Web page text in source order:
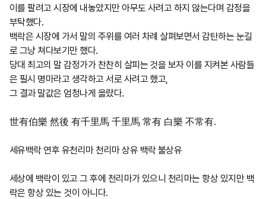
이를 팔려고 시장에 내놓았지만 아무도 사려고 하지 않는다며 감정을
부탁했다.
백락은 시장에 가서 말의 주위를 여러 차례 살펴보면서 감탄하는 눈길
로 그냥 쳐다보기만 했다.
당대 최고의 말 감정가가 찬찬히 살피는 것을 보자 이를 지켜본 사람들
은 필시 명마라고 생각하고 서로 사려고 했고
그 결과 말값은 엄청나게 올랐다.
世有伯樂 然後 有千里馬 千里馬 常有 白樂 不常有.
세유백락 연후 유천리마 천리마 상유 백락 불상유
세상에 백락이 있고 그 후에 천리마가 있으니 천리마는 항상 있지만 백
락은 항상 있는 것이 아니다.